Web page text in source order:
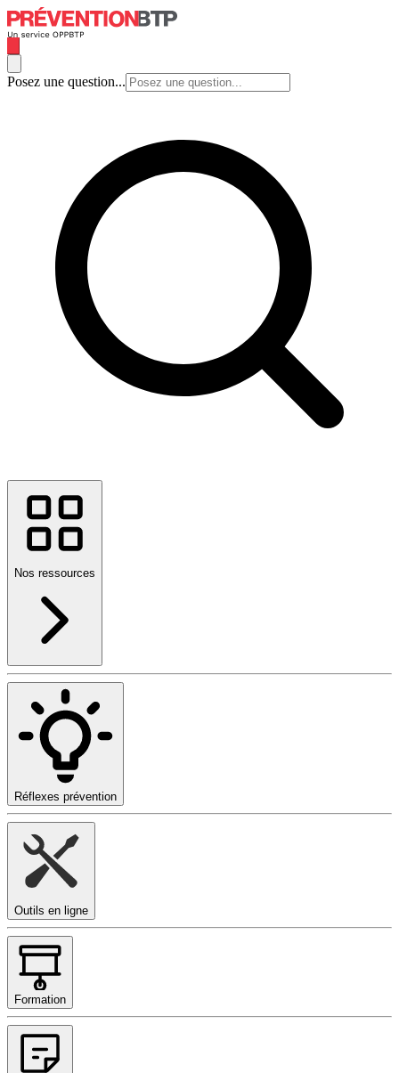
Posez une question...
Nos ressources
Réflexes prévention
Outils en ligne
Formation